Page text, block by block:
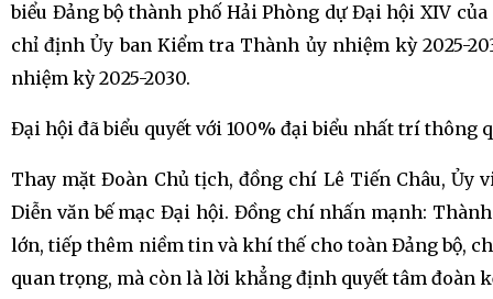
biểu Đảng bộ thành phố Hải Phòng dự Đại hội XIV
chỉ định Ủy ban Kiểm tra Thành ủy nhiệm kỳ 2025-
nhiệm kỳ 2025-2030.
Đại hội đã biểu quyết với 100% đại biểu nhất trí thông
Thay mặt Đoàn Chủ tịch, đồng chí Lê Tiến Châu,
Diễn văn bế mạc Đại hội. Đồng chí nhấn mạnh:
lớn, tiếp thêm niềm tin và khí thế cho toàn Đảng bộ,
quan trọng, mà còn là lời khẳng định quyết tâm đoàn